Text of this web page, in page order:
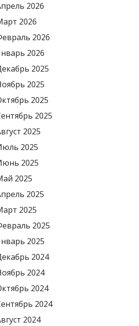
2026
2026
2026
2026
2025
2025
2025
2025
2025
2025
2025
2025
2025
2025
2025
2025
2024
2024
2024
2024
2024